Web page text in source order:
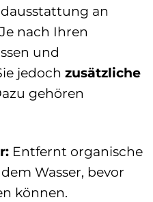
an
nach Ihren
und
jedoch zusätzliche
gehören
Entfernt organische
Wasser, bevor
können.